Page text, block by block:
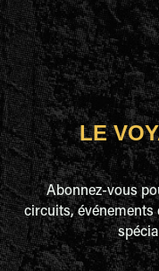
LE
Abonnez-vous
circuits, événements